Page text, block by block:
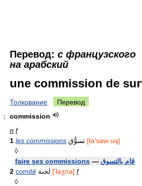
Перевод: с французского
на арабский
une commission de
Толкование Перевод
1
commission
n f
1 les commissions
[ta'sawːuq]
◊
faire ses commissions — قام بالتسوق
2 comité ['laӡna] f
◊